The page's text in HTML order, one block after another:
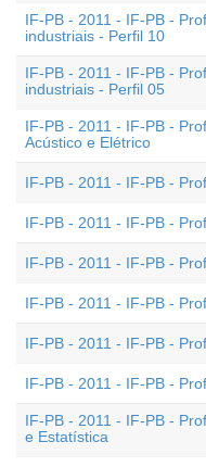
IF-PB - 2011 - IF-PB -
industriais - Perfil 10
IF-PB - 2011 - IF-PB -
industriais - Perfil 05
IF-PB - 2011 - IF-PB -
Acústico e Elétrico
IF-PB - 2011 - IF-PB -
IF-PB - 2011 - IF-PB -
IF-PB - 2011 - IF-PB -
IF-PB - 2011 - IF-PB -
IF-PB - 2011 - IF-PB -
IF-PB - 2011 - IF-PB -
IF-PB - 2011 - IF-PB -
e Estatística